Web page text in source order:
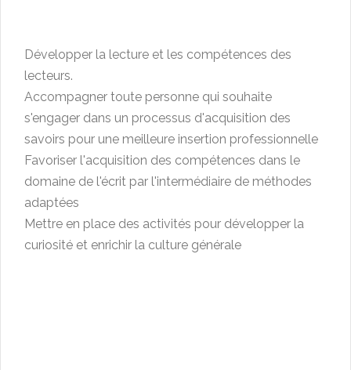
Développer la lecture et les compétences des
lecteurs.
Accompagner toute personne qui souhaite
s'engager dans un processus d'acquisition des
savoirs pour une meilleure insertion professionnelle
Favoriser l'acquisition des compétences dans le
domaine de l'écrit par l'intermédiaire de méthodes
adaptées
Mettre en place des activités pour développer la
curiosité et enrichir la culture générale